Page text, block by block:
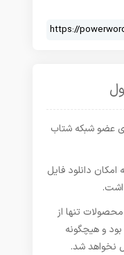
عضو شبکه شتاب
دانلود فایل
تنها از
و هیچگونه
نخواهد شد.